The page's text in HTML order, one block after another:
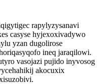
rapylyzysanavi
casyse hyjexoxivadywo
yzan dugolirose
ineq jaraqilowi.
vasojazi pujido inyvosog
akocuxix